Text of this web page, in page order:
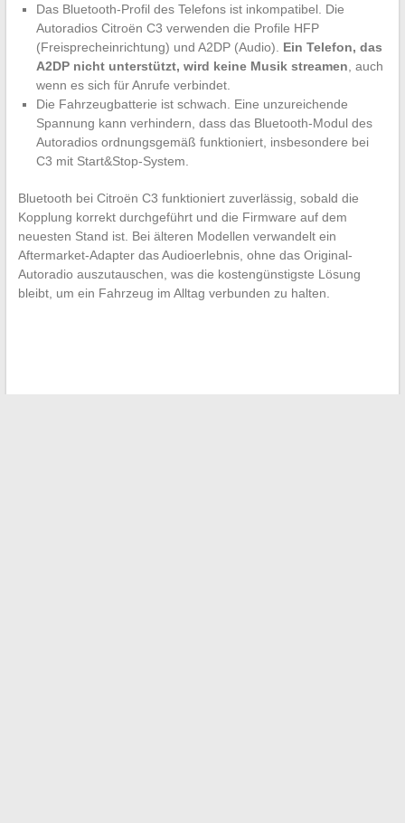
Das Bluetooth-Profil des Telefons ist inkompatibel. Die
Autoradios Citroën C3 verwenden die Profile HFP
(Freisprecheinrichtung) und A2DP (Audio). Ein Telefon, das
A2DP nicht unterstützt, wird keine Musik streamen , auch
wenn es sich für Anrufe verbindet.
Die Fahrzeugbatterie ist schwach. Eine unzureichende
Spannung kann verhindern, dass das Bluetooth-Modul des
Autoradios ordnungsgemäß funktioniert, insbesondere bei
C3 mit Start&Stop-System.
Bluetooth bei Citroën C3 funktioniert zuverlässig, sobald die
Kopplung korrekt durchgeführt und die Firmware auf dem
neuesten Stand ist. Bei älteren Modellen verwandelt ein
Aftermarket-Adapter das Audioerlebnis, ohne das Original-
Autoradio auszutauschen, was die kostengünstigste Lösung
bleibt, um ein Fahrzeug im Alltag verbunden zu halten.